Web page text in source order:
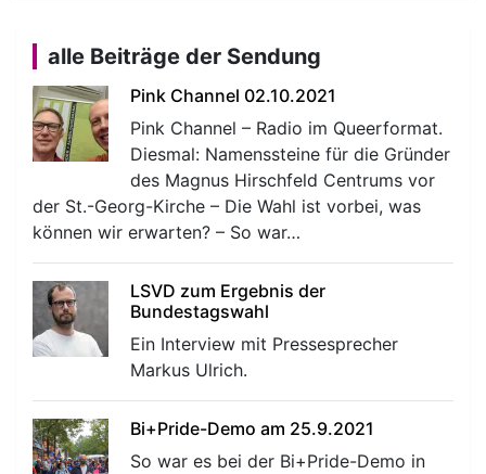
alle Beiträge der Sendung
Pink Channel 02.10.2021
Pink Channel – Radio im Queerformat.
Diesmal: Namenssteine für die Gründer
des Magnus Hirschfeld Centrums vor
der St.-Georg-Kirche – Die Wahl ist vorbei, was
können wir erwarten? – So war…
LSVD zum Ergebnis der
Bundestagswahl
Ein Interview mit Pressesprecher
Markus Ulrich.
Bi+Pride-Demo am 25.9.2021
So war es bei der Bi+Pride-Demo in